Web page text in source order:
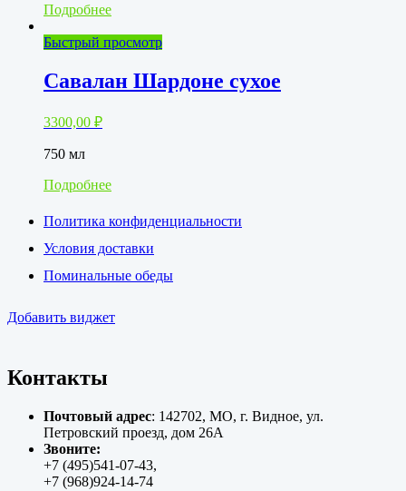
Подробнее
Быстрый просмотр
Савалан Шардоне сухое
3300,00 ₽
750 мл
Подробнее
Политика конфиденциальности
Условия доставки
Поминальные обеды
Добавить виджет
Контакты
Почтовый адрес: 142702, МО, г. Видное, ул.
Петровский проезд, дом 26А
Звоните:
+7 (495)541-07-43,
+7 (968)924-14-74